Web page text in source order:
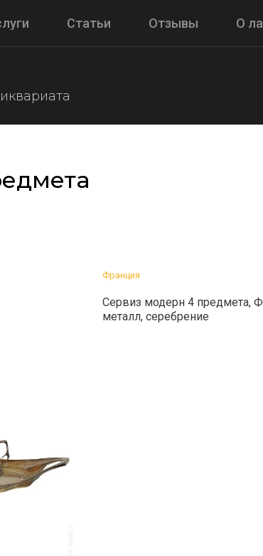
Статьи Отзывы О
Франция
Сервиз модерн 4 предмета,
металл, серебрение